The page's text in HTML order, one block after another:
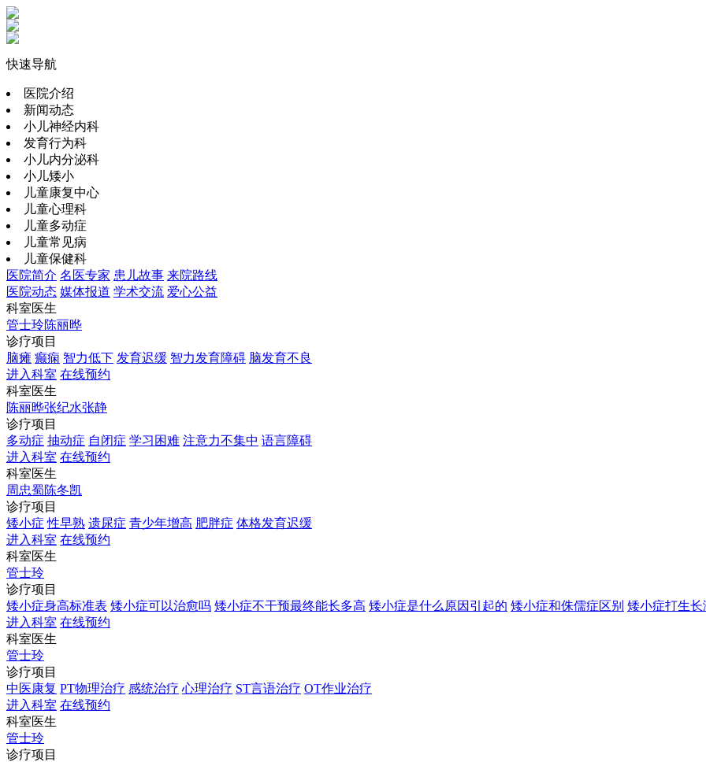
快速导航
医院介绍
新闻动态
小儿神经内科
发育行为科
小儿内分泌科
小儿矮小
儿童康复中心
儿童心理科
儿童多动症
儿童常见病
儿童保健科
医院简介 名医专家 患儿故事 来院路线
医院动态 媒体报道 学术交流 爱心公益
科室医生
管士玲陈丽晔
诊疗项目
脑瘫 癫痫 智力低下 发育迟缓 智力发育障碍 脑发育不良
进入科室 在线预约
科室医生
陈丽晔张纪水张静
诊疗项目
多动症 抽动症 自闭症 学习困难 注意力不集中 语言障碍
进入科室 在线预约
科室医生
周忠蜀陈冬凯
诊疗项目
矮小症 性早熟 遗尿症 青少年增高 肥胖症 体格发育迟缓
进入科室 在线预约
科室医生
管士玲
诊疗项目
矮小症身高标准表 矮小症可以治愈吗 矮小症不干预最终能长多高 矮小症是什么原因引起的 矮小症和侏儒症区别 矮小症打生长
进入科室 在线预约
科室医生
管士玲
诊疗项目
中医康复 PT物理治疗 感统治疗 心理治疗 ST言语治疗 OT作业治疗
进入科室 在线预约
科室医生
管士玲
诊疗项目